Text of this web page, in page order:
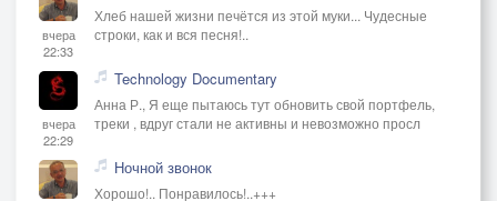
вчера
22:33
Хлеб нашей жизни печётся из этой муки... Чудесные
строки, как и вся песня!..
вчера
22:29
Technology Documentary
Анна Р., Я еще пытаюсь тут обновить свой портфель,
треки , вдруг стали не активны и невозможно просл
Ночной звонок
Хорошо!.. Понравилось!..+++